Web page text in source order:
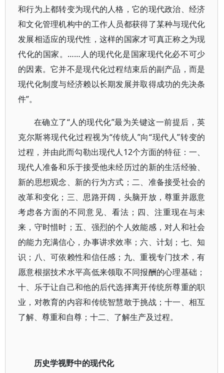
和行为上都转变为现代的人格，它的现代政治、经济
和文化管理机构中的工作人员都获得了某种与现代化
发展相适应的现代性，这样的国家才可真正称之为现
代化的国家。……人的现代化是国家现代化必不可少
的因素。它并不是现代化过程结束后的副产品，而是
现代化制度与经济赖以长期发展并取得成功的先决条
件”。
在确立了“人的现代化”最为关键这一前提后，英
克尔斯将现代化过程视为“传统人”向“现代人”转变的
过程，并由此而勾勒出现代人12个方面的特征：一、
现代人准备和乐于接受他未经历过的新的生活经验、
新的思想观念、新的行为方式；二、准备接受社会的
改革和变化；三、思路开阔，头脑开放，尊重并愿意
考虑各方面的不同意见、看法；四、注重现在与未
来，守时惜时；五、强烈的个人效能感，对人和社会
的能力充满信心，办事讲求效率；六、计划；七、知
识；八、可依赖性和信任感；九、重视专门技术，有
愿意根据技术水平高低来领取不同报酬的心理基础；
十、乐于让自己和他的后代选择离开传统所尊重的职
业，对教育的内容和传统智慧敢于挑战；十一、相互
了解、尊重和自尊；十二、了解生产及过程。
历史学视野中的现代化